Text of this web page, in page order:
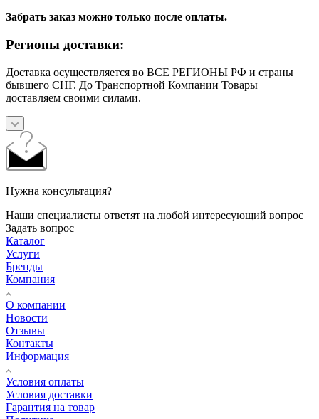
Забрать заказ можно только после оплаты.
Регионы доставки:
Доставка осуществляется во ВСЕ РЕГИОНЫ РФ и страны
бывшего СНГ. До Транспортной Компании Товары
доставляем своими силами.
Нужна консультация?
Наши специалисты ответят на любой интересующий вопрос
Задать вопрос
Каталог
Услуги
Бренды
Компания
О компании
Новости
Отзывы
Контакты
Информация
Условия оплаты
Условия доставки
Гарантия на товар